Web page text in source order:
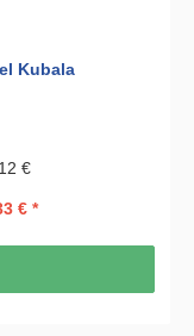
Kubala
€
€ *